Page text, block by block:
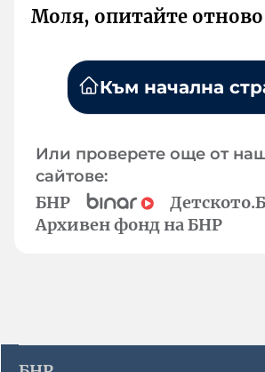
Моля, опитайте
Към начална
Или проверете още от
сайтове:
БНР
Архивен фонд на БНР